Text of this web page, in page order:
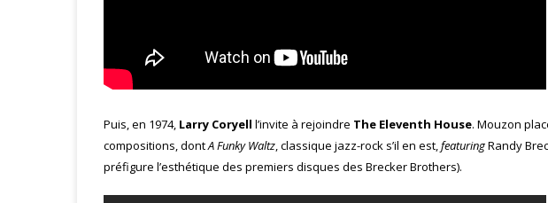
Puis, en 1974, Larry Coryell l’invite à rejoindre The Eleventh House. Mouzon
compositions, dontA Funky Waltz, classique jazz-rock s’il en est,featuringRandy
préfigure l’esthétique des premiers disques des Brecker Brothers).